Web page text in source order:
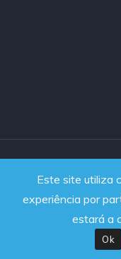
Este site utiliza
experiência por
estará a
Ok